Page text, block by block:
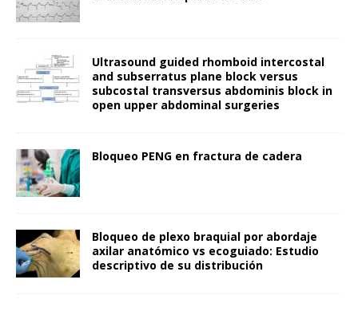
Ultrasound guided rhomboid intercostal
and subserratus plane block versus
subcostal transversus abdominis block in
open upper abdominal surgeries
Bloqueo PENG en fractura de cadera
Bloqueo de plexo braquial por abordaje
axilar anatómico vs ecoguiado: Estudio
descriptivo de su distribución